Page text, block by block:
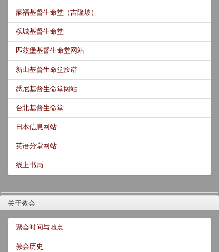
蒙福基督生命堂（吉隆坡）
槟城基督生命堂
匹兹堡基督生命堂网站
新山基督生命堂脸谱
悉尼基督生命堂网站
台北基督生命堂
日本信息网站
英语分堂网站
线上书局
关于教会
聚会时间与地点
教会历史